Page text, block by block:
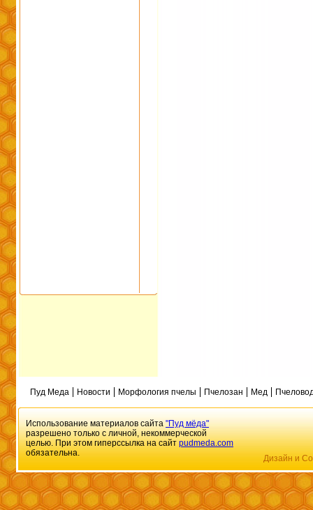
Пуд Меда Новости Морфология пчелы Пчелозан Мед
Использование материалов сайта"Пуд мёда"
разрешено только с личной, некоммерческой
целью. При этом гиперссылка на сайтpudmeda.com
обязательна.
Дизайн и